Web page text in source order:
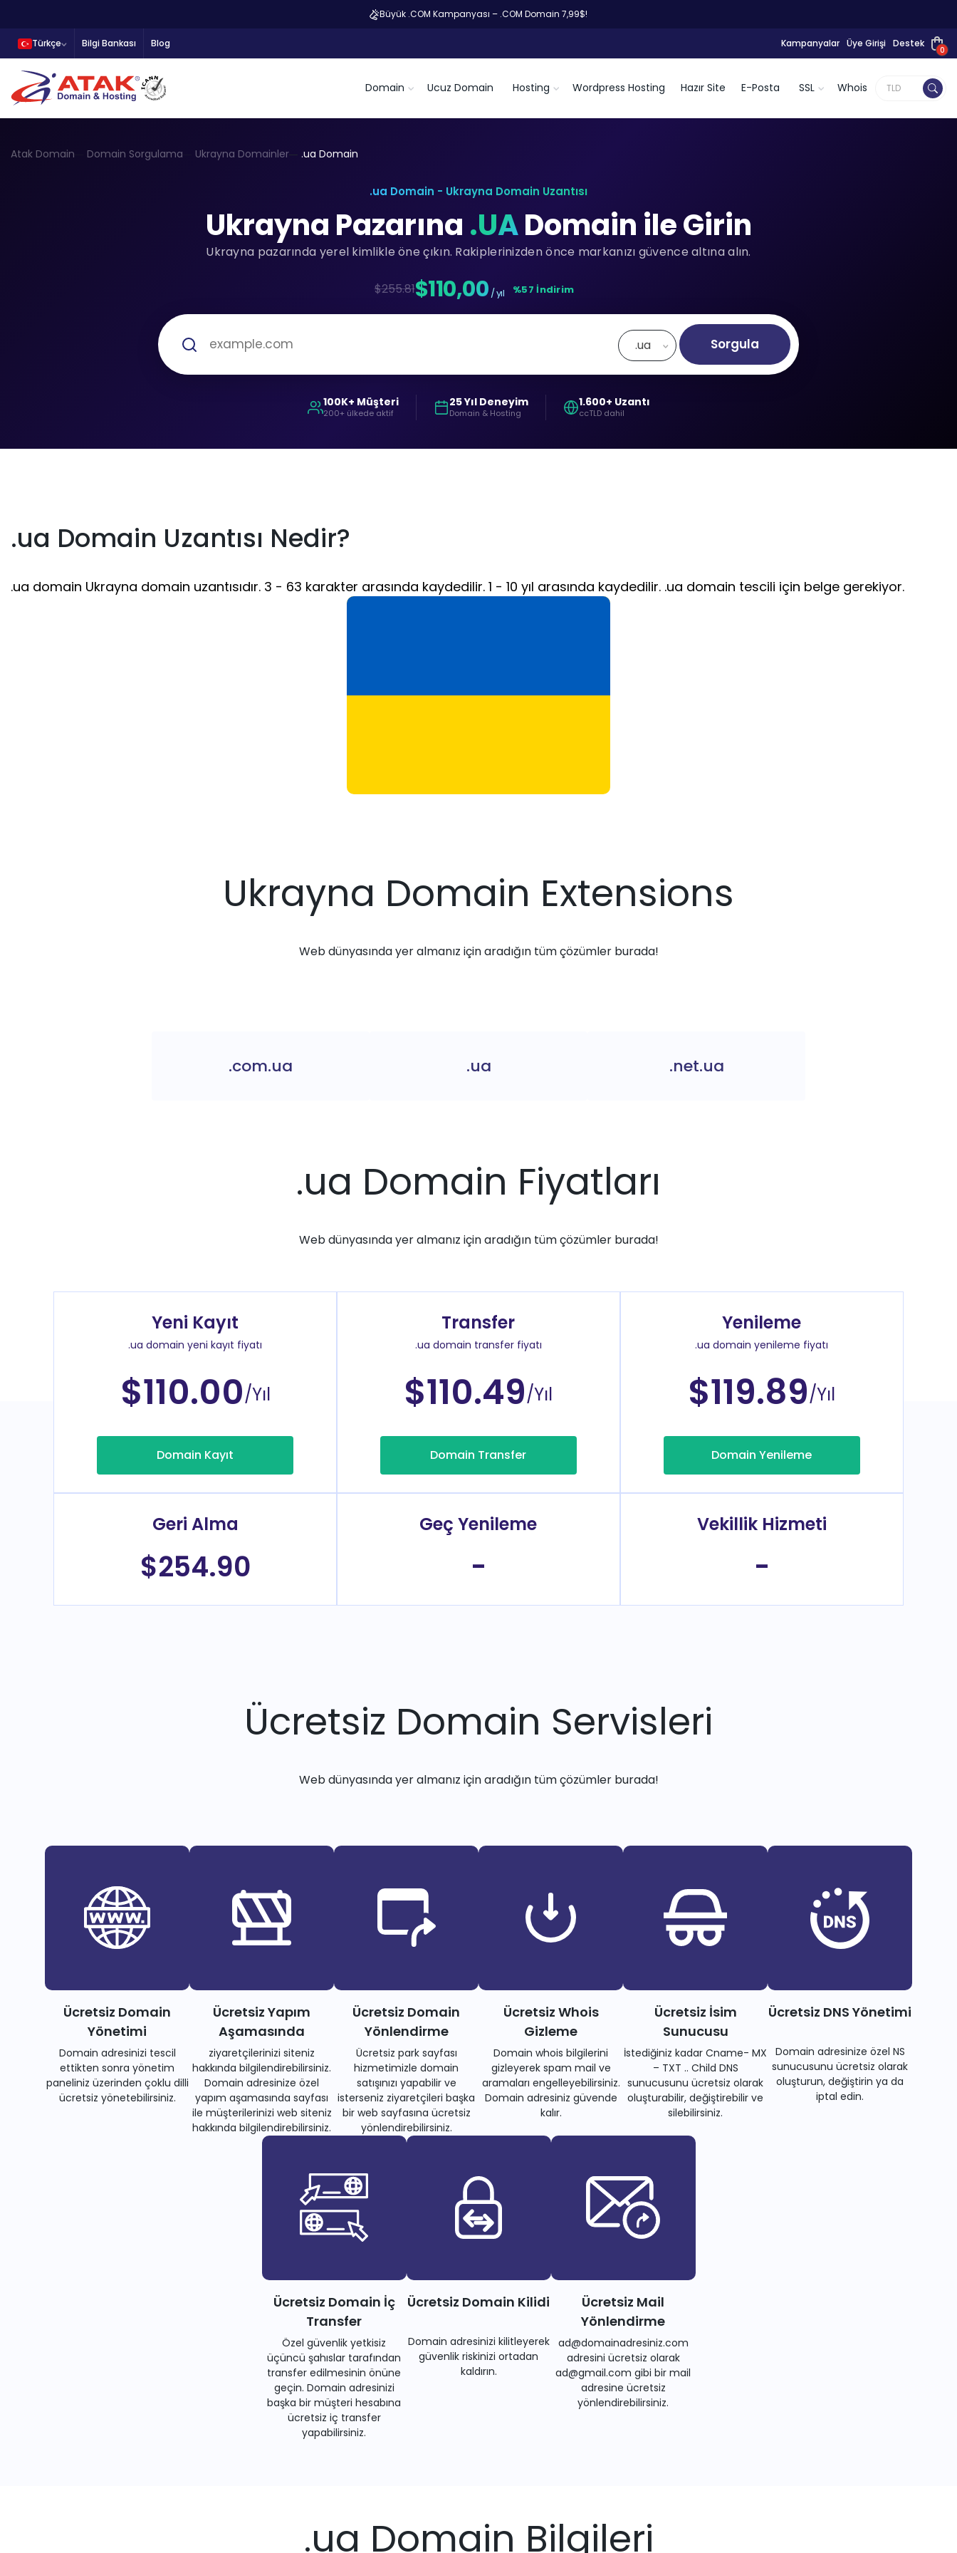
Büyük .COM Kampanyası – .COM Domain 7,99$!
Türkçe Bilgi Bankası Blog Kampanyalar Üye Girişi Destek
0
Domain Ucuz Domain Hosting Wordpress Hosting Hazır Site E-Posta SSL Whois
Atak Domain Domain Sorgulama Ukrayna Domainler .ua Domain
.ua Domain - Ukrayna Domain Uzantısı
Ukrayna Pazarına .UADomain ile Girin
Ukrayna pazarında yerel kimlikle öne çıkın. Rakiplerinizden önce markanızı güvence altına alın.
$255.81$110,00 / yıl %57 İndirim
.ua Sorgula
100K+ Müşteri
200+ ülkede aktif
25 Yıl Deneyim
Domain & Hosting
1.600+ Uzantı
ccTLD dahil
.ua Domain Uzantısı Nedir?
.ua domain Ukrayna domain uzantısıdır. 3 - 63 karakter arasında kaydedilir. 1 - 10 yıl arasında kaydedilir. .ua domain tescili için belge gerekiyor.
Ukrayna Domain Extensions
Web dünyasında yer almanız için aradığın tüm çözümler burada!
.com.ua .ua .net.ua
.ua Domain Fiyatları
Web dünyasında yer almanız için aradığın tüm çözümler burada!
Yeni Kayıt
.ua domain yeni kayıt fiyatı
$110.00/Yıl
Domain Kayıt
Transfer
.ua domain transfer fiyatı
$110.49/Yıl
Domain Transfer
Yenileme
.ua domain yenileme fiyatı
$119.89/Yıl
Domain Yenileme
Geri Alma
$254.90
Geç Yenileme
-
Vekillik Hizmeti
-
Ücretsiz Domain Servisleri
Web dünyasında yer almanız için aradığın tüm çözümler burada!
Ücretsiz Domain
Yönetimi
Domain adresinizi tescil
ettikten sonra yönetim
paneliniz üzerinden çoklu dilli
ücretsiz yönetebilirsiniz.
Ücretsiz Yapım
Aşamasında
ziyaretçilerinizi siteniz
hakkında bilgilendirebilirsiniz.
Domain adresinize özel
yapım aşamasında sayfası
ile müşterilerinizi web siteniz
hakkında bilgilendirebilirsiniz.
Ücretsiz Domain
Yönlendirme
Ücretsiz park sayfası
hizmetimizle domain
satışınızı yapabilir ve
isterseniz ziyaretçileri başka
bir web sayfasına ücretsiz
yönlendirebilirsiniz.
Ücretsiz Whois
Gizleme
Domain whois bilgilerini
gizleyerek spam mail ve
aramaları engelleyebilirsiniz.
Domain adresiniz güvende
kalır.
Ücretsiz İsim
Sunucusu
İstediğiniz kadar Cname- MX
– TXT .. Child DNS
sunucusunu ücretsiz olarak
oluşturabilir, değiştirebilir ve
silebilirsiniz.
Ücretsiz DNS Yönetimi
Domain adresinize özel NS
sunucusunu ücretsiz olarak
oluşturun, değiştirin ya da
iptal edin.
Ücretsiz Domain İç
Transfer
Özel güvenlik yetkisiz
üçüncü şahıslar tarafından
transfer edilmesinin önüne
geçin. Domain adresinizi
başka bir müşteri hesabına
ücretsiz iç transfer
yapabilirsiniz.
Ücretsiz Domain Kilidi
Domain adresinizi kilitleyerek
güvenlik riskinizi ortadan
kaldırın.
Ücretsiz Mail
Yönlendirme
ad@domainadresiniz.com
adresini ücretsiz olarak
ad@gmail.com gibi bir mail
adresine ücretsiz
yönlendirebilirsiniz.
.ua Domain Bilgileri